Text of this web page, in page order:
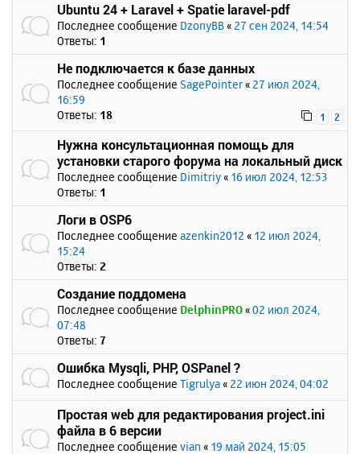
Ubuntu 24 + Laravel + Spatie laravel-pdf
Последнее сообщение DzonyBB « 27 сен 2024, 14:54
Ответы: 1
Не подключается к базе данных
Последнее сообщение SagePointer « 27 июл 2024,
16:59
Ответы: 18 1 2
Нужна консультационная помощь для
установки старого форума на локальный диск
Последнее сообщение Dimitriy « 16 июл 2024, 12:53
Ответы: 1
Логи в OSP6
Последнее сообщение azenkin2012 « 12 июл 2024,
15:24
Ответы: 2
Создание поддомена
Последнее сообщение DelphinPRO «02 июл 2024,
07:48
Ответы: 7
Ошибка Mysqli, PHP, OSPanel ?
Последнее сообщение Tigrulya « 22 июн 2024, 04:02
Простая web для редактирования project.ini
файла в 6 версии
Последнее сообщение vian « 19 май 2024, 15:05